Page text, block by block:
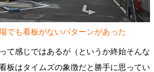
でも看板がないパターンがあった
て感じではあるが（というか終始そんな
板はタイムズの象徴だと勝手に思ってい